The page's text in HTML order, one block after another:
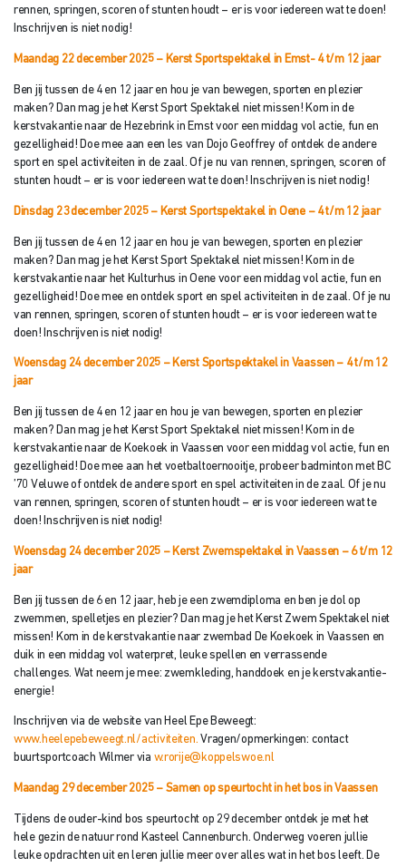
rennen, springen, scoren of stunten houdt – er is voor iedereen wat te doen!
Inschrijven is niet nodig!
Maandag 22 december 2025 – Kerst Sportspektakel in Emst- 4 t/m 12 jaar
Ben jij tussen de 4 en 12 jaar en hou je van bewegen, sporten en plezier
maken? Dan mag je het Kerst Sport Spektakel niet missen! Kom in de
kerstvakantie naar de Hezebrink in Emst voor een middag vol actie, fun en
gezelligheid! Doe mee aan een les van Dojo Geoffrey of ontdek de andere
sport en spel activiteiten in de zaal. Of je nu van rennen, springen, scoren of
stunten houdt – er is voor iedereen wat te doen! Inschrijven is niet nodig!
Dinsdag 23 december 2025 – Kerst Sportspektakel in Oene – 4 t/m 12 jaar
Ben jij tussen de 4 en 12 jaar en hou je van bewegen, sporten en plezier
maken? Dan mag je het Kerst Sport Spektakel niet missen! Kom in de
kerstvakantie naar het Kulturhus in Oene voor een middag vol actie, fun en
gezelligheid! Doe mee en ontdek sport en spel activiteiten in de zaal. Of je nu
van rennen, springen, scoren of stunten houdt – er is voor iedereen wat te
doen! Inschrijven is niet nodig!
Woensdag 24 december 2025 – Kerst Sportspektakel in Vaassen – 4 t/m 12
jaar
Ben jij tussen de 4 en 12 jaar en hou je van bewegen, sporten en plezier
maken? Dan mag je het Kerst Sport Spektakel niet missen! Kom in de
kerstvakantie naar de Koekoek in Vaassen voor een middag vol actie, fun en
gezelligheid! Doe mee aan het voetbaltoernooitje, probeer badminton met BC
’70 Veluwe of ontdek de andere sport en spel activiteiten in de zaal. Of je nu
van rennen, springen, scoren of stunten houdt – er is voor iedereen wat te
doen! Inschrijven is niet nodig!
Woensdag 24 december 2025 – Kerst Zwemspektakel in Vaassen – 6 t/m 12
jaar
Ben jij tussen de 6 en 12 jaar, heb je een zwemdiploma en ben je dol op
zwemmen, spelletjes en plezier? Dan mag je het Kerst Zwem Spektakel niet
missen! Kom in de kerstvakantie naar zwembad De Koekoek in Vaassen en
duik in een middag vol waterpret, leuke spellen en verrassende
challenges. Wat neem je mee: zwemkleding, handdoek en je kerstvakantie-
energie!
Inschrijven via de website van Heel Epe Beweegt:
www.heelepebeweegt.nl/activiteiten. Vragen/opmerkingen: contact
buurtsportcoach Wilmer via w.rorije@koppelswoe.nl
Maandag 29 december 2025 – Samen op speurtocht in het bos in Vaassen
Tijdens de ouder-kind bos­ speurtocht op 29 december ontdek je met het
hele gezin de natuur rond Kasteel Cannenburch. Onderweg voeren jullie
leuke opdrachten uit en leren jullie meer over alles wat in het bos leeft. De